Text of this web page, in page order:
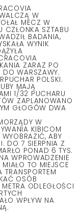
W
MECZ W
CZŁONKA SZTABU
BADANIA,
WYNIK
ZARAZ PO
DO WARSZAWY.
POLSKI.
MAJĄ
1/32 PUCHARU
ZAPLANOWANO
GŁOGÓW DWA
W
KIBICOM
ABY
DO 7 SIERPNIA Z
PONAD 6 TYS.
WPROWADZENIE
TO MIEJSCE
OSÓB
ODLEGŁOŚCI
WPŁYW NA